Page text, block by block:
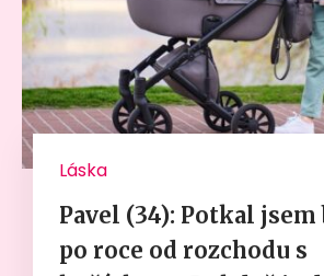
Láska
Pavel (34): Potkal
po roce od rozchodu s